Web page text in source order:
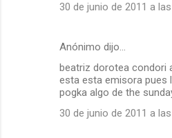
30 de junio de 2011 a las
Anónimo dijo…
beatriz dorotea condori
esta esta emisora pues
pogka algo de the
30 de junio de 2011 a las